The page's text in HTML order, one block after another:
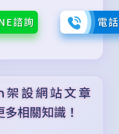
諮詢 電
架設網站文章
相關知識！